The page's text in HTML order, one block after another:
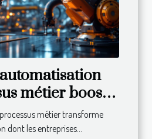
métier booste-
?métier transforme
dont les entreprises...